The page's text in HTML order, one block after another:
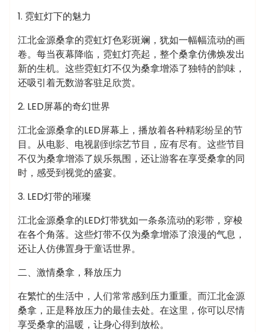
1. 霓虹灯下的魅力
江北金源桑拿的霓虹灯色彩斑斓，犹如一幅幅流动的画
卷。每当夜幕降临，霓虹灯亮起，整个桑拿仿佛焕发出
新的生机。这些霓虹灯不仅为桑拿增添了独特的韵味，
还吸引着无数游客驻足欣赏。
2. LED屏幕的奇幻世界
江北金源桑拿的LED屏幕上，播放着各种精彩纷呈的节
目。从电影、电视剧到综艺节目，应有尽有。这些节目
不仅为桑拿增添了娱乐氛围，还让游客在享受桑拿的同
时，感受到视觉的盛宴。
3. LED灯带的璀璨
江北金源桑拿的LED灯带犹如一条条流动的彩带，穿梭
在各个角落。这些灯带不仅为桑拿增添了浪漫的气息，
还让人仿佛置身于童话世界。
二、激情桑拿，释放压力
在繁忙的生活中，人们常常感到压力重重。而江北金源
桑拿，正是释放压力的最佳去处。在这里，你可以尽情
享受桑拿的温暖，让身心得到放松。